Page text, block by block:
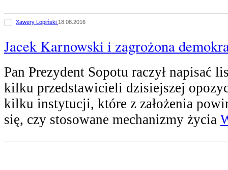
Xawery Lopiński 18.08.2016
Jacek Karnowski i zagrożona
Pan Prezydent Sopotu raczył napisać
kilku przedstawicieli dzisiejszej
kilku instytucji, które z założenia
się, czy stosowane mechanizmy życia